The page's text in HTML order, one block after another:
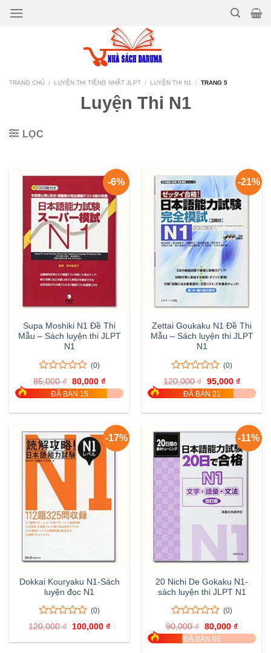
Bỏ
TRANG CHỦ / LUYỆN THI TIẾNG NHẬT JLPT / LUYỆN THI N1 / TRANG 5
Luyện Thi N1
LỌC
-6%
Supa Moshiki N1 Đề Thi
Mẫu – Sách luyện thi JLPT
N1
0
trên
5
0
(0)
85,000₫ Giá
gốc
là:
80,000 ₫Giá
hiện
tại
80,000 ₫.
ĐÃ BÁN 15
-21%
Zettai Goukaku N1 Đề Thi
Mẫu – Sách luyện thi JLPT
N1
0
trên
5
0
(0)
120,000₫ Giá
gốc
là:
95,000 ₫Giá
hiện
tại
95,000
ĐÃ BÁN 21
-17%
Dokkai Kouryaku N1-Sách
luyện đọc N1
0
trên
5
0
(0)
120,000₫ Giá
là:
100,000 ₫Giá
tại
-11%
20 Nichi De Gokaku N1-
sách luyện thi JLPT N1
0
trên
5
0
(0)
90,000₫ Giá
gốc
là:
80,000 ₫Giá
hiện
tại
ĐÃ BÁN 66